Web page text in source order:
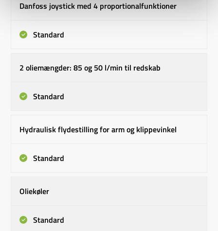
Danfoss joystick med 4 proportionalfunktioner
Standard
2 oliemængder: 85 og 50 l/min til redskab
Standard
Hydraulisk flydestilling for arm og klippevinkel
Standard
Oliekøler
Standard